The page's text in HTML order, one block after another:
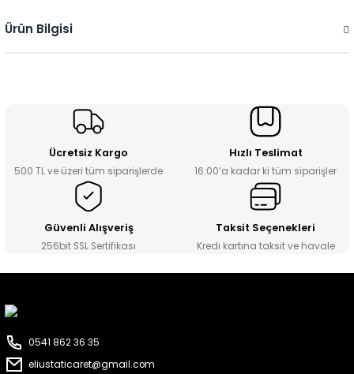
Ürün Bilgisi
Ücretsiz Kargo
500 TL ve üzeri tüm siparişlerde
Hızlı Teslimat
16:00’a kadar ki tüm siparişler
Güvenli Alışveriş
256bit SSL Sertifikası
Taksit Seçenekleri
Kredi kartına taksit ve havale
0541 862 36 35
eliustaticaret@gmail.com